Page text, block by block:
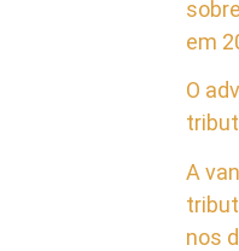
em
O
A
nos